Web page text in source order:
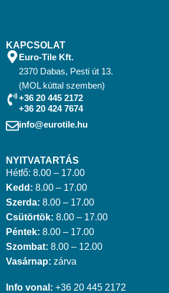
KAPCSOLAT
Euro-Tile Kft.
2370 Dabas, Pesti út 13.
(MOL kúttal szemben)
+36 20 445 2172
+36 20 424 7674
info@eurotile.hu
NYITVATARTÁS
Hétfő: 8.00 – 17.00
Kedd: 8.00 – 17.00
Szerda: 8.00 – 17.00
Csütörtök: 8.00 – 17.00
Péntek: 8.00 – 17.00
Szombat: 8.00 – 12.00
Vasárnap: zárva
Info vonal: +36 20 445 2172